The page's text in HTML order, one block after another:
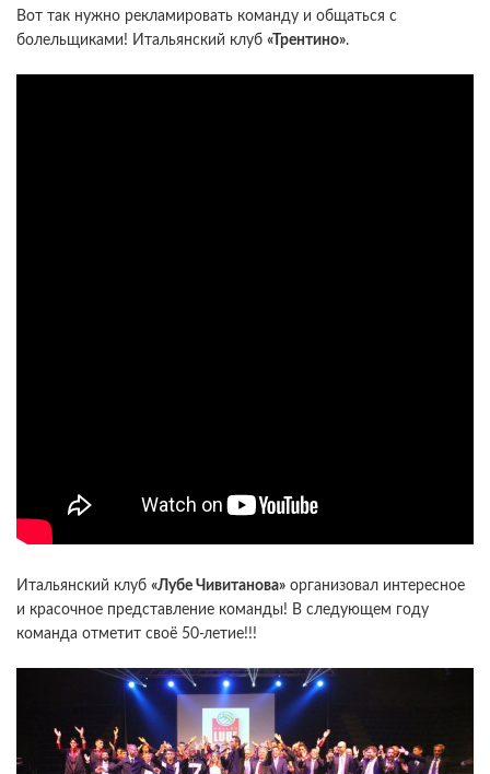
Вот так нужно рекламировать команду и общаться с
болельщиками! Итальянский клуб «Трентино».
Итальянский клуб «Лубе Чивитанова» организовал интересное
и красочное представление команды! В следующем году
команда отметит своё 50-летие!!!